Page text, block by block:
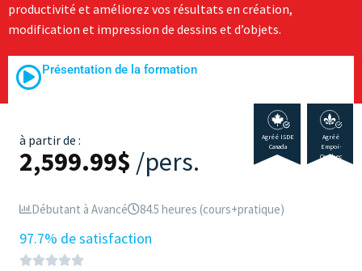
productivité et améliorez vos résultats en création,
modification et impression de dessins et d’objets.
Présentation de la formation
Agréé ISDE
Canada
Agréé
Empoi-
Québec
à partir de :
2,599.99$ /pers.
Débutant à Avancé 84.5 heures (cours+pratique)
97.7% de satisfaction